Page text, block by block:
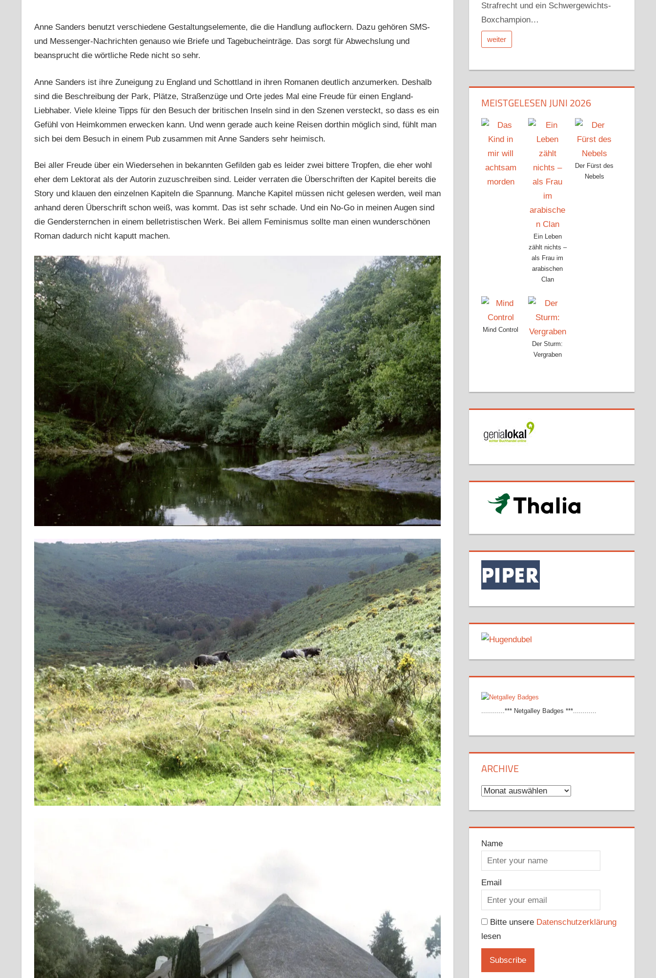
Anne Sanders benutzt verschiedene Gestaltungselemente, die die Handlung auflockern. Dazu gehören SMS-
und Messenger-Nachrichten genauso wie Briefe und Tagebucheinträge. Das sorgt für Abwechslung und
beansprucht die wörtliche Rede nicht so sehr.
Anne Sanders ist ihre Zuneigung zu England und Schottland in ihren Romanen deutlich anzumerken. Deshalb
sind die Beschreibung der Park, Plätze, Straßenzüge und Orte jedes Mal eine Freude für einen England-
Liebhaber. Viele kleine Tipps für den Besuch der britischen Inseln sind in den Szenen versteckt, so dass es ein
Gefühl von Heimkommen erwecken kann. Und wenn gerade auch keine Reisen dorthin möglich sind, fühlt man
sich bei dem Besuch in einem Pub zusammen mit Anne Sanders sehr heimisch.
Bei aller Freude über ein Wiedersehen in bekannten Gefilden gab es leider zwei bittere Tropfen, die eher wohl
eher dem Lektorat als der Autorin zuzuschreiben sind. Leider verraten die Überschriften der Kapitel bereits die
Story und klauen den einzelnen Kapiteln die Spannung. Manche Kapitel müssen nicht gelesen werden, weil man
anhand deren Überschrift schon weiß, was kommt. Das ist sehr schade. Und ein No-Go in meinen Augen sind
die Gendersternchen in einem belletristischen Werk. Bei allem Feminismus sollte man einen wunderschönen
Roman dadurch nicht kaputt machen.
Strafrecht und ein Schwergewichts-
Boxchampion…
weiter
MEISTGELESEN JUNI 2026
Ein Leben
zählt nichts –
als Frau im
arabischen
Clan
Der Fürst des
Nebels
Mind Control
Der Sturm:
Vergraben
............*** Netgalley Badges ***............
ARCHIVE
Archive
Name
Email
Bitte unsere Datenschutzerklärung
lesen